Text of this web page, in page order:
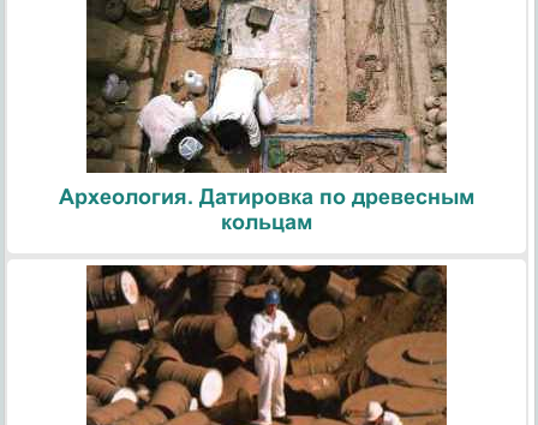
Археология. Датировка по древесным
кольцам